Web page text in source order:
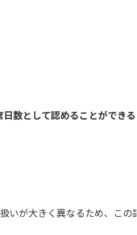
数として認めることができる
いが大きく異なるため、この